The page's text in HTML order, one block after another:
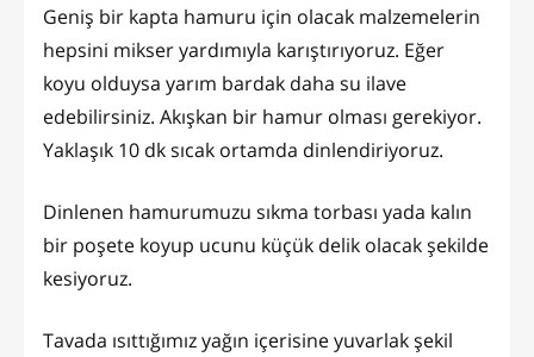
Geniş bir kapta hamuru için olacak malzemelerin
hepsini mikser yardımıyla karıştırıyoruz. Eğer
koyu olduysa yarım bardak daha su ilave
edebilirsiniz. Akışkan bir hamur olması gerekiyor.
Yaklaşık 10 dk sıcak ortamda dinlendiriyoruz.
Dinlenen hamurumuzu sıkma torbası yada kalın
bir poşete koyup ucunu küçük delik olacak şekilde
kesiyoruz.
Tavada ısıttığımız yağın içerisine yuvarlak şekil